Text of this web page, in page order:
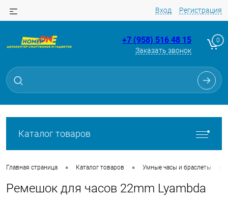
Вход Регистрация
+7 (958) 516 48 15
Заказать звонок
0
Каталог товаров
Главная страница • Каталог товаров • Умные часы и браслеты
Ремешок для часов 22mm Lyambda
Для клиентов всех банков
Разбейте
без переплат
Сегодня